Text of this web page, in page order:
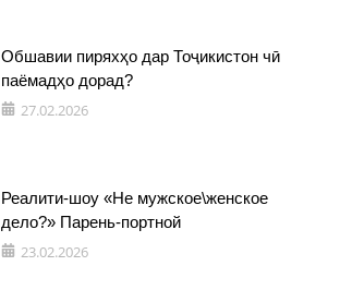
Обшавии пиряхҳо дар Тоҷикистон чӣ
паёмадҳо дорад?
27.02.2026
Реалити-шоу «Не мужское\женское
дело?» Парень-портной
23.02.2026